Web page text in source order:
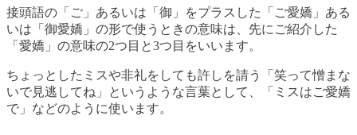
接頭語の「ご」あるいは「御」をプラスした「ご愛嬌」ある
いは「御愛嬌」の形で使うときの意味は、先にご紹介した
「愛嬌」の意味の2つ目と3つ目をいいます。
ちょっとしたミスや非礼をしても許しを請う「笑って憎まな
いで見逃してね」というような言葉として、「ミスはご愛嬌
で」などのように使います。